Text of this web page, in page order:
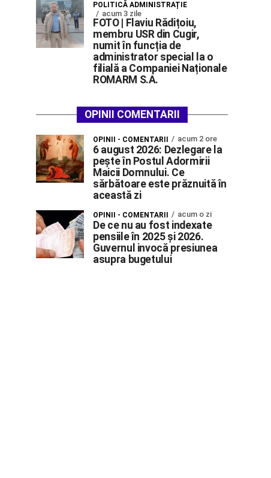
POLITICĂ ADMINISTRAȚIE
acum 3 zile
FOTO | Flaviu Rădițoiu,
membru USR din Cugir,
numit în funcția de
administrator special la o
filială a Companiei Naționale
ROMARM S.A.
OPINII COMENTARII
OPINII - COMENTARII acum 2 ore
6 august 2026: Dezlegare la
pește în Postul Adormirii
Maicii Domnului. Ce
sărbătoare este prăznuită în
această zi
OPINII - COMENTARII acum o zi
De ce nu au fost indexate
pensiile în 2025 și 2026.
Guvernul invocă presiunea
asupra bugetului